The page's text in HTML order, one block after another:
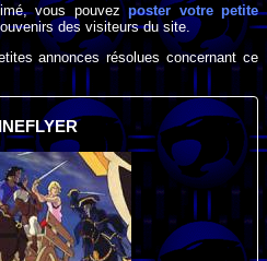
vous pouvezposter votre petite
des visiteurs du site.
annonces résolues concernant ce